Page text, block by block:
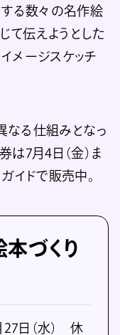
する数々の名作絵
て伝えようとした
メージスケッチ
なる仕組みとなっ
は7月4日（金）ま
イドで販売中。
本づくり
27日（水） 休